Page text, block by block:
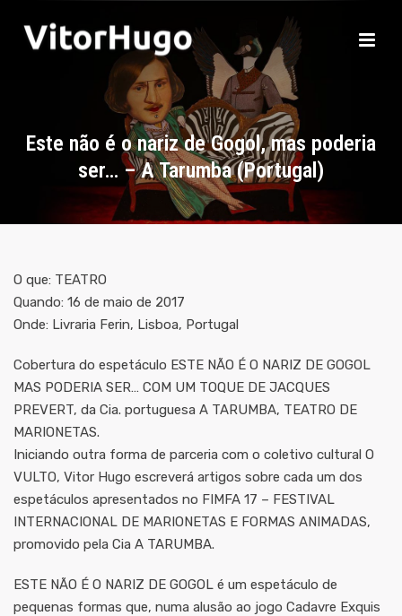
Este não é o nariz de Gogol, mas poderia
ser… – A Tarumba (Portugal)
O que: TEATRO
Quando: 16 de maio de 2017
Onde: Livraria Ferin, Lisboa, Portugal
Cobertura do espetáculo ESTE NÃO É O NARIZ DE GOGOL
MAS PODERIA SER… COM UM TOQUE DE JACQUES
PREVERT, da Cia. portuguesa A TARUMBA, TEATRO DE
MARIONETAS.
Iniciando outra forma de parceria com o coletivo cultural O
VULTO, Vitor Hugo escreverá artigos sobre cada um dos
espetáculos apresentados no FIMFA 17 – FESTIVAL
INTERNACIONAL DE MARIONETAS E FORMAS ANIMADAS,
promovido pela Cia A TARUMBA.
ESTE NÃO É O NARIZ DE GOGOL é um espetáculo de
pequenas formas que, numa alusão ao jogo Cadavre Exquis